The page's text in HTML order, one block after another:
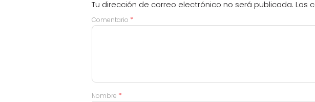
Tu dirección de correo electrónico no será publicada. Los
Comentario *
Nombre *